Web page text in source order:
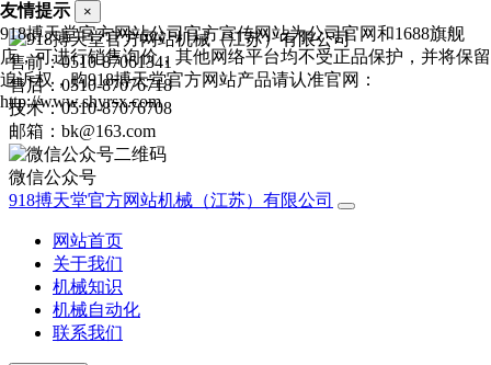
售前：0510-87061341
售后：0510-87076718
技术：0510-87076708
邮箱：bk@163.com
微信公众号
918搏天堂官方网站机械（江苏）有限公司
网站首页
关于我们
机械知识
机械自动化
联系我们
友情提示 ×
918搏天堂官方网站公司官方宣传网站为公司官网和1688旗舰
店，可进行销售询价，其他网络平台均不受正品保护，并将保留
追诉权，购918搏天堂官方网站产品请认准官网：
http://www.shyrsx.com